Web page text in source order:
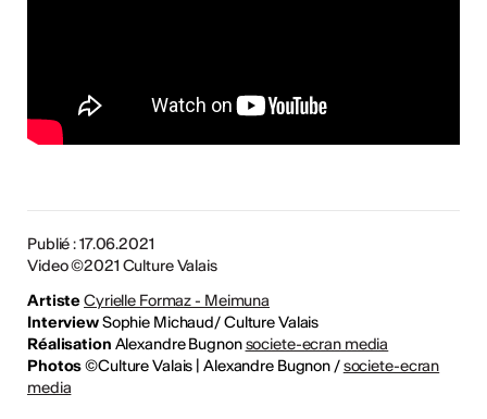
Publié : 17.06.2021
Video ©2021 Culture Valais
ArtisteCyrielle Formaz - Meimuna
InterviewSophie Michaud/ Culture Valais
Réalisation Alexandre Bugnonsociete-ecran media
Photos©Culture Valais | Alexandre Bugnon /societe-ecran
media